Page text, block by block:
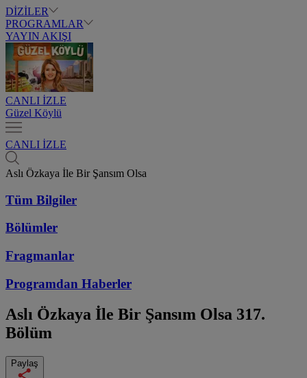
DİZİLER
PROGRAMLAR
YAYIN AKIŞI
CANLI İZLE
Güzel Köylü
CANLI İZLE
Aslı Özkaya İle Bir Şansım Olsa
Tüm Bilgiler
Bölümler
Fragmanlar
Programdan Haberler
Aslı Özkaya İle Bir Şansım Olsa 317.
Bölüm
Paylaş